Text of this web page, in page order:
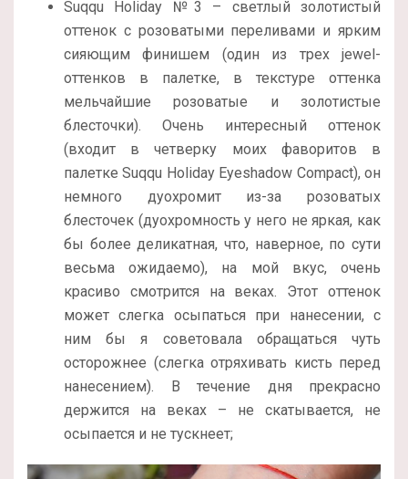
Suqqu Holiday №3 – светлый золотистый
оттенок с розоватыми переливами и ярким
сияющим финишем (один из трех jewel-
оттенков в палетке, в текстуре оттенка
мельчайшие розоватые и золотистые
блесточки). Очень интересный оттенок
(входит в четверку моих фаворитов в
палетке Suqqu Holiday Eyeshadow Compact), он
немного дуохромит из-за розоватых
блесточек (дуохромность у него не яркая, как
бы более деликатная, что, наверное, по сути
весьма ожидаемо), на мой вкус, очень
красиво смотрится на веках. Этот оттенок
может слегка осыпаться при нанесении, с
ним бы я советовала обращаться чуть
осторожнее (слегка отряхивать кисть перед
нанесением). В течение дня прекрасно
держится на веках – не скатывается, не
осыпается и не тускнеет;